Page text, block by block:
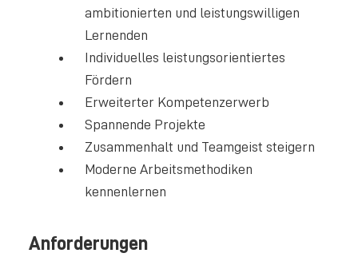
ambitionierten und leistungswilligen
Lernenden
Individuelles leistungsorientiertes
Fördern
Erweiterter Kompetenzerwerb
Spannende Projekte
Zusammenhalt und Teamgeist steigern
Moderne Arbeitsmethodiken
kennenlernen
Anforderungen